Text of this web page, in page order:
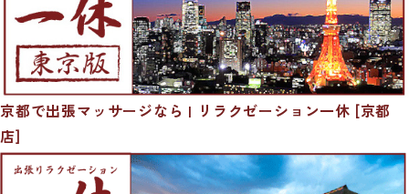
京都で出張マッサージなら | リラクゼーション一休 [京都
店]